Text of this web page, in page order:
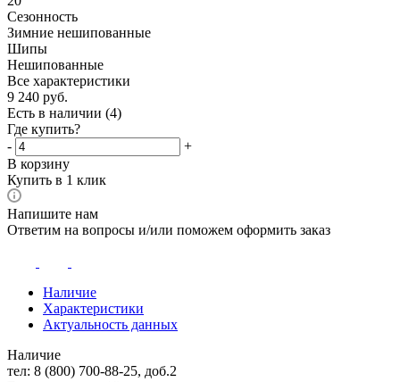
Сезонность
Зимние нешипованные
Шипы
Нешипованные
Все характеристики
9 240 руб.
Есть в наличии (4)
Где купить?
-
+
В корзину
Купить в 1 клик
Напишите нам
Ответим на вопросы и/или поможем оформить заказ
Наличие
Характеристики
Актуальность данных
Наличие
тел: 8 (800) 700-88-25, доб.2